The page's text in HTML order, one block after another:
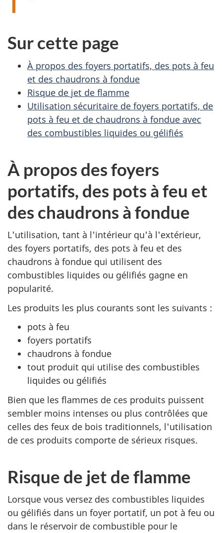
Sur cette page
À propos des foyers portatifs, des pots à feu
et des chaudrons à fondue
Risque de jet de flamme
Utilisation sécuritaire de foyers portatifs, de
pots à feu et de chaudrons à fondue avec
des combustibles liquides ou gélifiés
À propos des foyers
portatifs, des pots à feu et
des chaudrons à fondue
L'utilisation, tant à l'intérieur qu'à l'extérieur,
des foyers portatifs, des pots à feu et des
chaudrons à fondue qui utilisent des
combustibles liquides ou gélifiés gagne en
popularité.
Les produits les plus courants sont les suivants :
pots à feu
foyers portatifs
chaudrons à fondue
tout produit qui utilise des combustibles
liquides ou gélifiés
Bien que les flammes de ces produits puissent
sembler moins intenses ou plus contrôlées que
celles des feux de bois traditionnels, l'utilisation
de ces produits comporte de sérieux risques.
Risque de jet de flamme
Lorsque vous versez des combustibles liquides
ou gélifiés dans un foyer portatif, un pot à feu ou
dans le réservoir de combustible pour le